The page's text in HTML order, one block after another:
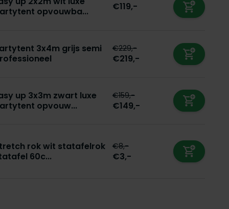
opvouwba...
€119,-
3x4m grijs semi
€229,-
€219,-
up 3x3m zwart luxe
opvouw...
€159,-
€149,-
rok wit statafelrok
60c...
€8,-
€3,-